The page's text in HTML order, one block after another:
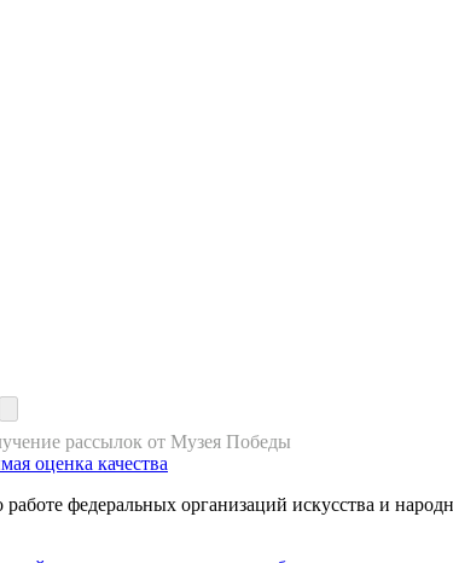
рассылок от Музея Победы
оценка качества
федеральных организаций искусства и